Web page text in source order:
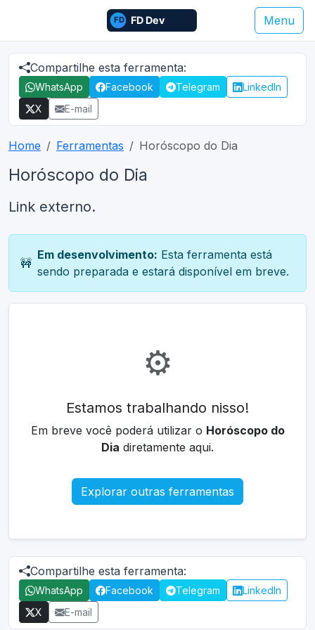
Menu
Compartilhe esta ferramenta:
WhatsApp Facebook Telegram
LinkedIn
X
E-mail
Home Ferramentas Horóscopo do Dia
Horóscopo do Dia
Link externo.
🚧
Em desenvolvimento: Esta ferramenta está
sendo preparada e estará disponível em breve.
⚙️
Estamos trabalhando nisso!
Em breve você poderá utilizar o Horóscopo do
Dia diretamente aqui.
Explorar outras ferramentas
Compartilhe esta ferramenta:
WhatsApp Facebook Telegram
LinkedIn
X
E-mail